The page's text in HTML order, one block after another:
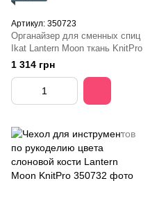
Артикул: 350723
Органайзер для сменных спиц
Ikat Lantern Moon ткань KnitPro
1 314 грн